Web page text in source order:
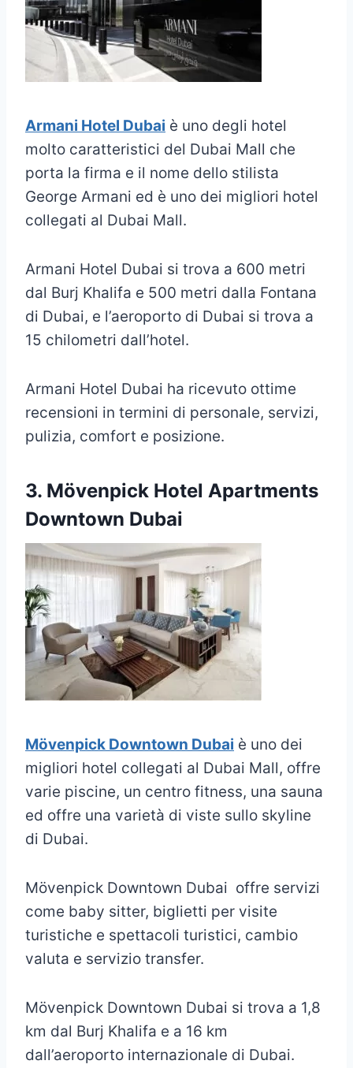
Armani Hotel Dubai è uno degli hotel
molto caratteristici del Dubai Mall che
porta la firma e il nome dello stilista
George Armani ed è uno dei migliori hotel
collegati al Dubai Mall.
Armani Hotel Dubai si trova a 600 metri
dal Burj Khalifa e 500 metri dalla Fontana
di Dubai, e l’aeroporto di Dubai si trova a
15 chilometri dall’hotel.
Armani Hotel Dubai ha ricevuto ottime
recensioni in termini di personale, servizi,
pulizia, comfort e posizione.
3. Mövenpick Hotel Apartments
Downtown Dubai
Mövenpick Downtown Dubai è uno dei
migliori hotel collegati al Dubai Mall, offre
varie piscine, un centro fitness, una sauna
ed offre una varietà di viste sullo skyline
di Dubai.
Mövenpick Downtown Dubai offre servizi
come baby sitter, biglietti per visite
turistiche e spettacoli turistici, cambio
valuta e servizio transfer.
Mövenpick Downtown Dubai si trova a 1,8
km dal Burj Khalifa e a 16 km
dall’aeroporto internazionale di Dubai.